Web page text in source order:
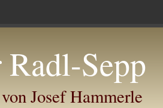
Sepp
Josef Hammerle